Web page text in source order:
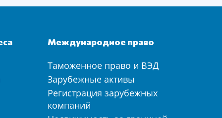
Международное право
Таможенное право и ВЭД
Зарубежные активы
Регистрация зарубежных
компаний